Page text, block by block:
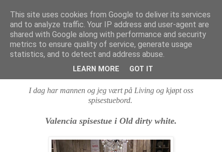
MARTHE EIDAHL
onsdag 7. juli 2010
Nytt spisestuebord
I dag har mannen og jeg vært på Living og kjøpt oss
spisestuebord.
Valencia spisestue i Old dirty white.
This site uses cookies from Google to deliver its services
and to analyze traffic. Your IP address and user-agent are
shared with Google along with performance and security
metrics to ensure quality of service, generate usage
statistics, and to detect and address abuse.
LEARN MORE GOT IT